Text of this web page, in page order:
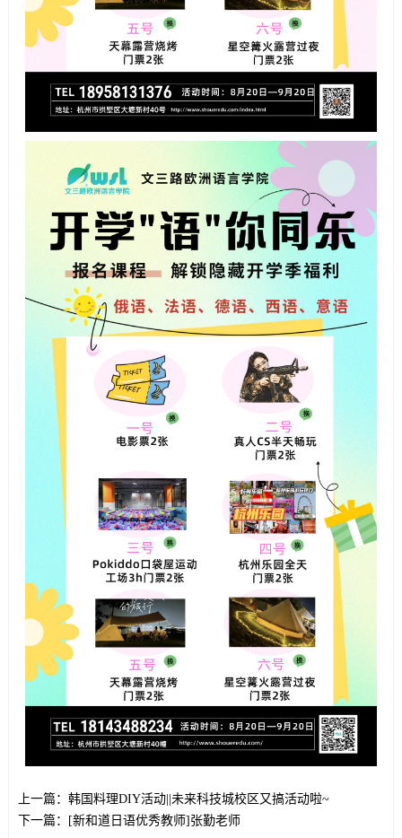
上一篇： 韩国料理DIY活动||未来科技城校区又搞活动啦~
下一篇： [新和道日语优秀教师]张勤老师